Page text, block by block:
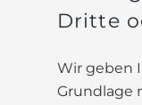
Dritte
Wir geben
Grundlage